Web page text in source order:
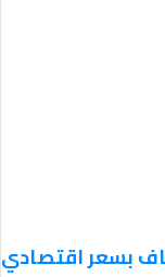
بسعر اقتصادي